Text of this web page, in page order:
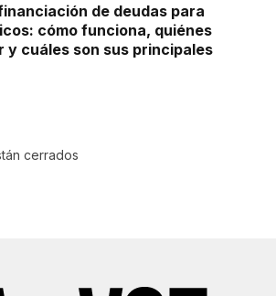
de deudas para
cómo funciona, quiénes
y cuáles son sus principales
cerrados